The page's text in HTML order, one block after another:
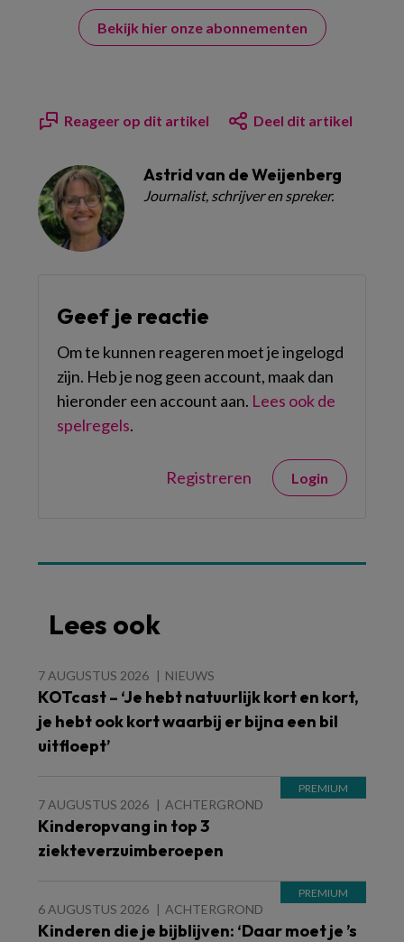
Bekijk hier onze abonnementen
Reageer op dit artikel Deel dit artikel
Astrid van de Weijenberg
Journalist, schrijver en spreker.
Geef je reactie
Om te kunnen reageren moet je ingelogd
zijn. Heb je nog geen account, maak dan
hieronder een account aan. Lees ook de
spelregels.
Registreren Login
Lees ook
7 AUGUSTUS 2026 NIEUWS
KOTcast – ‘Je hebt natuurlijk kort en kort,
je hebt ook kort waarbij er bijna een bil
uitfloept’
7 AUGUSTUS 2026 ACHTERGROND
Kinderopvang in top 3
ziekteverzuimberoepen
6 AUGUSTUS 2026 ACHTERGROND
Kinderen die je bijblijven: ‘Daar moet je ’s